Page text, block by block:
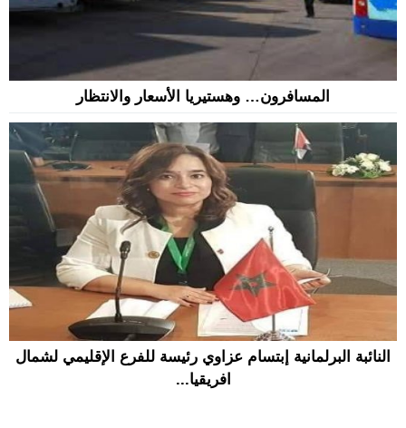
المسافرون… وهستيريا الأسعار والانتظار
النائبة البرلمانية إبتسام عزاوي رئيسة للفرع الإقليمي لشمال
افريقيا...